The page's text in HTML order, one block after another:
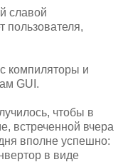
славой
пользователя,
компиляторы и
GUI.
чтобы в
встреченной вчера
вполне успешно:
в виде